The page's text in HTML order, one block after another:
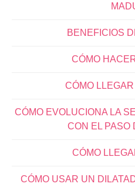
BENEFICIOS
CÓMO
CÓMO
CÓMO EVOLUCIONA LA
CON EL PASO
CÓMO
CÓMO USAR UN